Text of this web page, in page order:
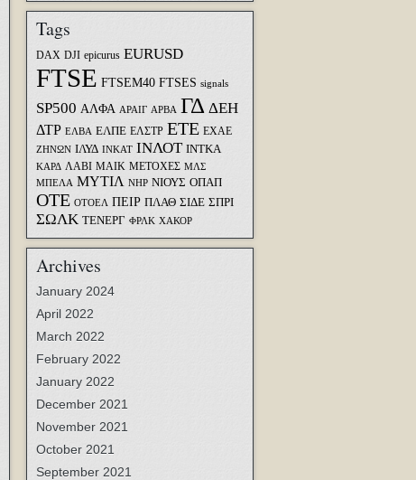
Tags
DAX DJI epicurus EURUSD
FTSE FTSEM40 FTSES signals
SP500 ΑΛΦΑ ΑΡΑΙΓ ΑΡΒΑ ΓΔ ΔΕΗ
ΔΤΡ ΕΛΒΑ ΕΛΠΕ ΕΛΣΤΡ ΕΤΕ ΕΧΑΕ
ΖΗΝΩΝ ΙΛΥΔ ΙΝΚΑΤ ΙΝΛΟΤ ΙΝΤΚΑ
ΚΑΡΔ ΛΑΒΙ ΜΑΙΚ ΜΕΤΟΧΕΣ ΜΛΣ
ΜΠΕΛΑ ΜΥΤΙΛ ΝΗΡ ΝΙΟΥΣ ΟΠΑΠ
ΟΤΕ ΟΤΟΕΛ ΠΕΙΡ ΠΛΑΘ ΣΙΔΕ ΣΠΡΙ
ΣΩΛΚ ΤΕΝΕΡΓ ΦΡΛΚ ΧΑΚΟΡ
Archives
January 2024
April 2022
March 2022
February 2022
January 2022
December 2021
November 2021
October 2021
September 2021